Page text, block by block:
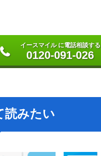
イースマイル に電話相談する
0120-091-026
読みたい